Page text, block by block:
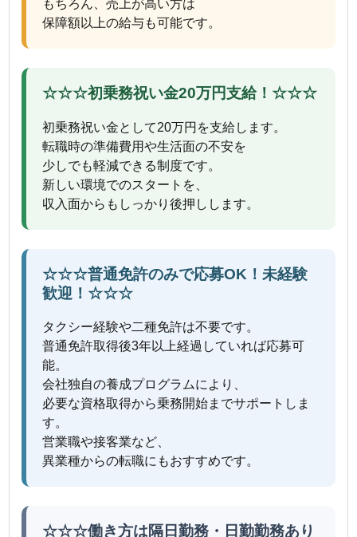
もちろん、売上が高い方は
保障額以上の給与も可能です。
☆☆☆初乗務祝い金20万円支給！☆☆☆
初乗務祝い金として20万円を支給します。
転職時の準備費用や生活面の不安を
少しでも軽減できる制度です。
新しい環境でのスタートを、
収入面からもしっかり後押しします。
☆☆☆普通免許のみで応募OK！未経験
歓迎！☆☆☆
タクシー経験や二種免許は不要です。
普通免許取得後3年以上経過していれば応募可
能。
会社独自の養成プログラムにより、
必要な資格取得から乗務開始までサポートしま
す。
営業職や接客業など、
異業種からの転職にもおすすめです。
☆☆☆働き方は隔日勤務・日勤勤務あり